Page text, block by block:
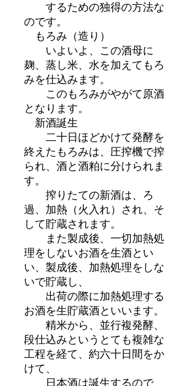
するための独得の方法な
のです。
もろみ（造り）
いよいよ、この酒母に
麹、蒸し米、水を加えてもろ
みを仕込みます。
このもろみがやがて原酒
となります。
新酒誕生
二十日ほどかけて発酵を
終えたもろみは、圧搾機で搾
られ、酒と酒粕に分けられま
す。
搾りたての新酒は、ろ
過、加熱（火入れ）され、そ
して貯蔵されます。
また製成後、一切加熱処
理をしないお酒を生酒とい
い、製成後、加熱処理をしな
いで貯蔵し、
出荷の際に加熱処理する
お酒を生貯蔵酒といいます。
精米から、並行複発酵、
段仕込みというとても複雑な
工程を経て、約六十日間をか
けて、
日本酒は誕生するので